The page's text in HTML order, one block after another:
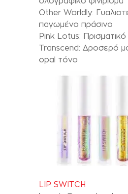
Other Worldly:
παγωμένο πράσινο
Pink Lotus:
Transcend: Δροσερό
opal τόνο
LIP SWITCH